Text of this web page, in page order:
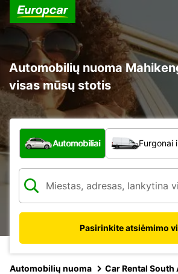
Automobilių nuoma
visas mūsų stotis
Kokio tipo automobilis?
Automobiliai Furgonai
Pasirinkite atsiėmimo
Automobilių nuoma Car Rental South